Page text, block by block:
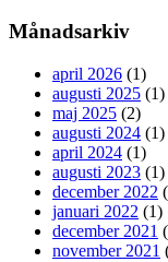
Månadsarkiv
april 2026 (1)
augusti 2025 (1)
maj 2025 (2)
augusti 2024 (1)
april 2024 (1)
augusti 2023 (1)
december 2022
januari 2022 (1)
december 2021
november 2021